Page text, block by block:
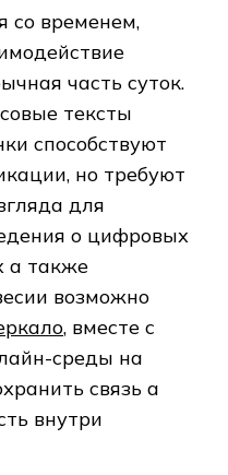
со временем,
часть суток.
тексты
способствуют
но требуют
для
о цифровых
а также
возможно
, вместе с
среды на
связь а
внутри